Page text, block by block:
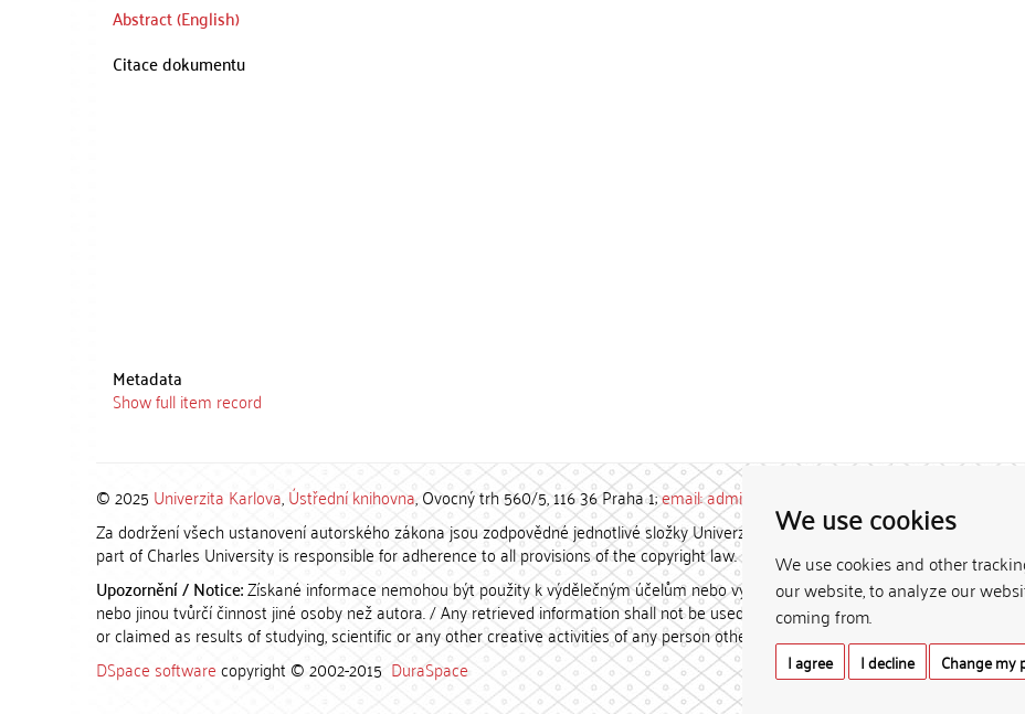
We use cookies
We use cookies and other
our website, to analyze our
coming from.
I agree I decline Change my
Abstract (English)
Citace dokumentu
Metadata
Show full item record
© 2025 Univerzita Karlova,Ústřední knihovna, Ovocný trh 560/5, 116 36 Praha 1;email: admin-repozitar [at] cuni.cz
Za dodržení všech ustanovení autorského zákona jsou zodpovědné jednotlivé složky Univerzity Karlovy. / Each constituent
part of Charles University is responsible for adherence to all provisions of the copyright law.
Upozornění / Notice:Získané informace nemohou být použity k výdělečným účelům nebo vydávány za studijní, vědeckou
nebo jinou tvůrčí činnost jiné osoby než autora. / Any retrieved information shall not be used for any commercial purposes
or claimed as results of studying, scientific or any other creative activities of any person other than the author.
DSpace softwarecopyright © 2002-2015 DuraSpace